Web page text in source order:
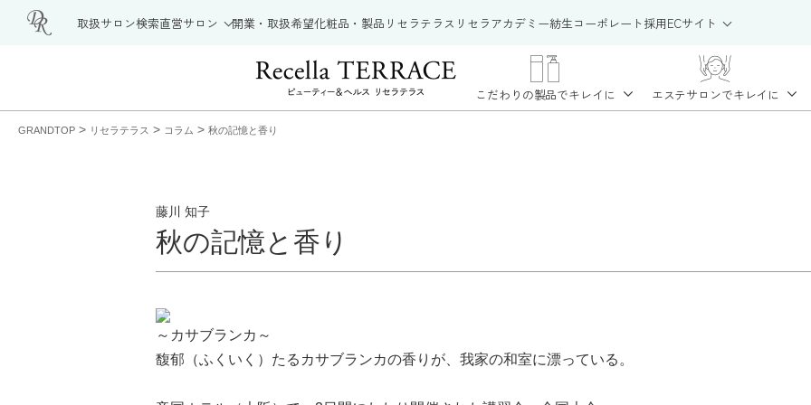
取扱サロン検索直営サロン 開業・取扱希望化粧品・製品 リセラテラス リセラアカデミー紡生コーポレート採用ECサイト
こだわりの製品でキレイに エステサロンでキレイに
GRANDTOP > リセラテラス > コラム > 秋の記憶と香り
藤川 知子
秋の記憶と香り
～カサブランカ～
馥郁（ふくいく）たるカサブランカの香りが、我家の和室に漂っている。